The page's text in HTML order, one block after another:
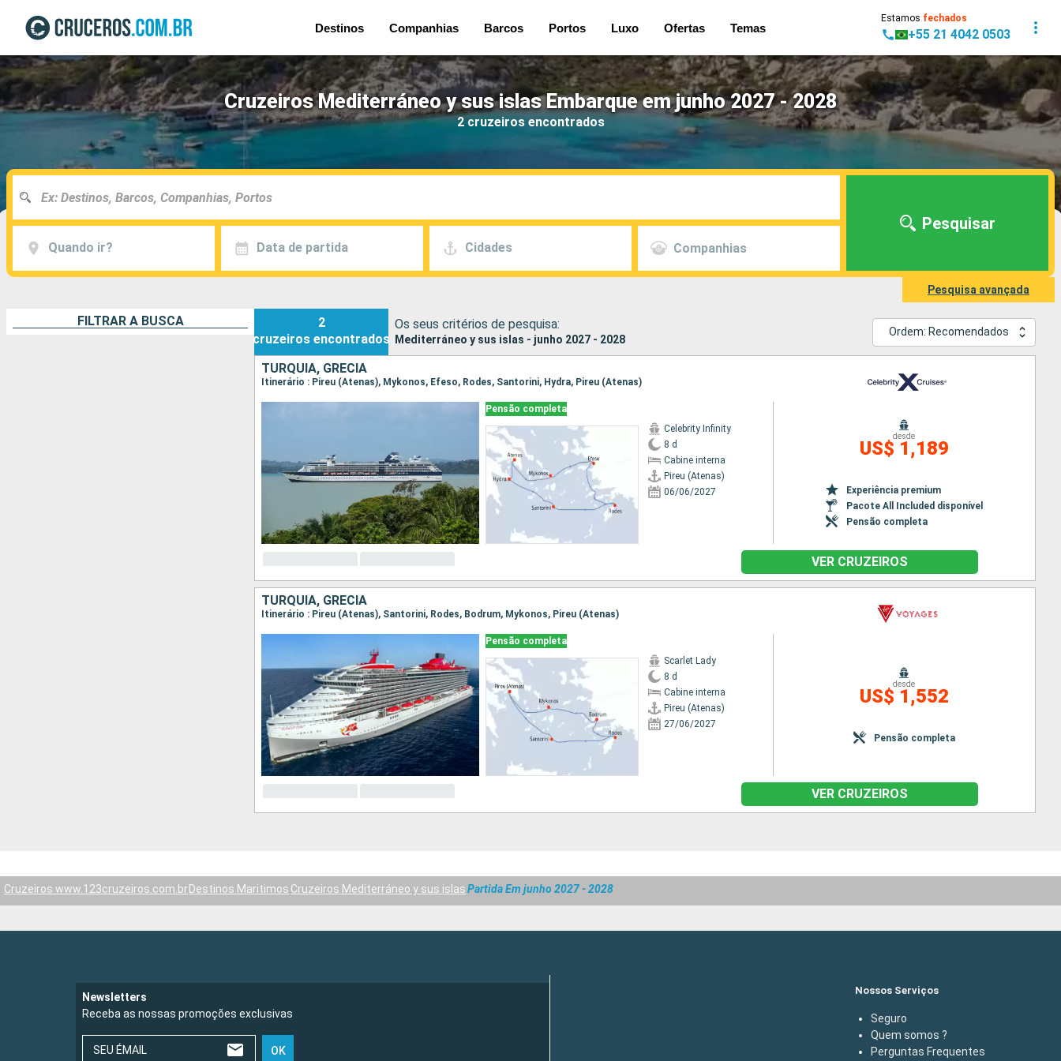
Destinos Companhias Barcos Portos Luxo Ofertas Temas
Estamos fechados
+55 21 4042 0503
Cruzeiros Mediterráneo y sus islas Embarque em junho 2027 - 2028
2 cruzeiros encontrados
Quando ir? Data de partida Cidades Companhias
Pesquisar
Pesquisa avançada
FILTRAR A BUSCA
2
cruzeiros encontrados
Os seus critérios de pesquisa:
Mediterráneo y sus islas - junho 2027 - 2028
Ordem: Recomendados
TURQUIA, GRÉCIA
Itinerário : Pireu (Atenas), Mykonos, Efeso, Rodes, Santorini, Hydra, Pireu (Atenas)
Pensão completa
Celebrity Infinity
8 d
Cabine interna
Pireu (Atenas)
06/06/2027
desde
US$ 1,189
Experiência premium
Pacote All Included disponível
Pensão completa
VER CRUZEIROS
TURQUIA, GRÉCIA
Itinerário : Pireu (Atenas), Santorini, Rodes, Bodrum, Mykonos, Pireu (Atenas)
Pensão completa
Scarlet Lady
8 d
Cabine interna
Pireu (Atenas)
27/06/2027
desde
US$ 1,552
Pensão completa
VER CRUZEIROS
Cruzeiros www.123cruzeiros.com.br Destinos Maritimos Cruzeiros Mediterráneo y sus islasPartida Em junho 2027 - 2028
Newsletters
Receba as nossas promoções exclusivas
SEU ÉMAIL OK
Nossos Serviços
Seguro
Quem somos ?
Perguntas Frequentes